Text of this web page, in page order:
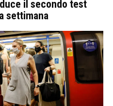
il secondo test
settimana